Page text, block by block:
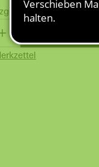
Versandkosten